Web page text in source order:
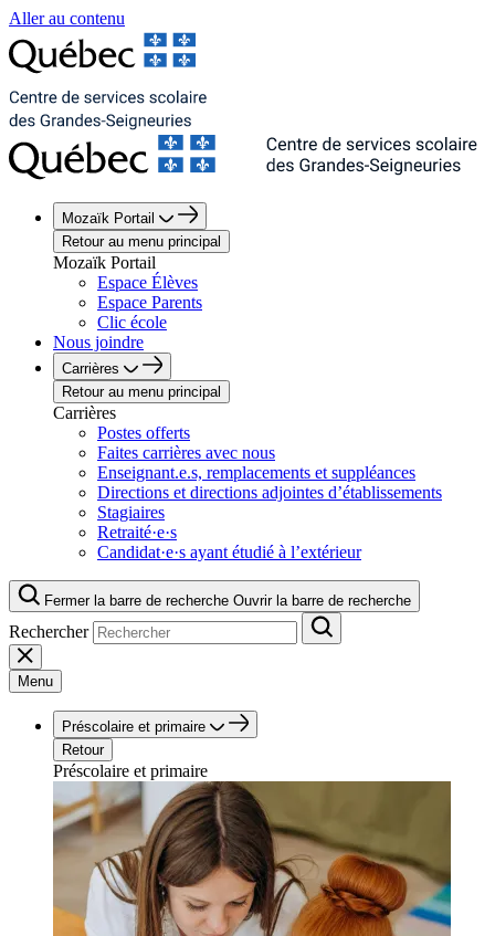
Aller au contenu
Mozaïk Portail
Retour au menu principal
Mozaïk Portail
Espace Élèves
Espace Parents
Clic école
Nous joindre
Carrières
Retour au menu principal
Carrières
Postes offerts
Faites carrières avec nous
Enseignant.e.s, remplacements et suppléances
Directions et directions adjointes d’établissements
Stagiaires
Retraité·e·s
Candidat·e·s ayant étudié à l’extérieur
Fermer la barre de recherche Ouvrir la barre de recherche
Rechercher
Menu
Préscolaire et primaire
Retour
Préscolaire et primaire